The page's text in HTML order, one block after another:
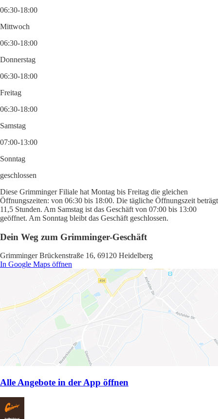
06:30-18:00
Mittwoch
06:30-18:00
Donnerstag
06:30-18:00
Freitag
06:30-18:00
Samstag
07:00-13:00
Sonntag
geschlossen
Diese Grimminger Filiale hat Montag bis Freitag die gleichen
Öffnungszeiten: von 06:30 bis 18:00. Die tägliche Öffnungszeit beträgt
11,5 Stunden. Am Samstag ist das Geschäft von 07:00 bis 13:00
geöffnet. Am Sonntag bleibt das Geschäft geschlossen.
Dein Weg zum Grimminger-Geschäft
Grimminger Brückenstraße 16, 69120 Heidelberg
In Google Maps öffnen
Alle Angebote in der App öffnen